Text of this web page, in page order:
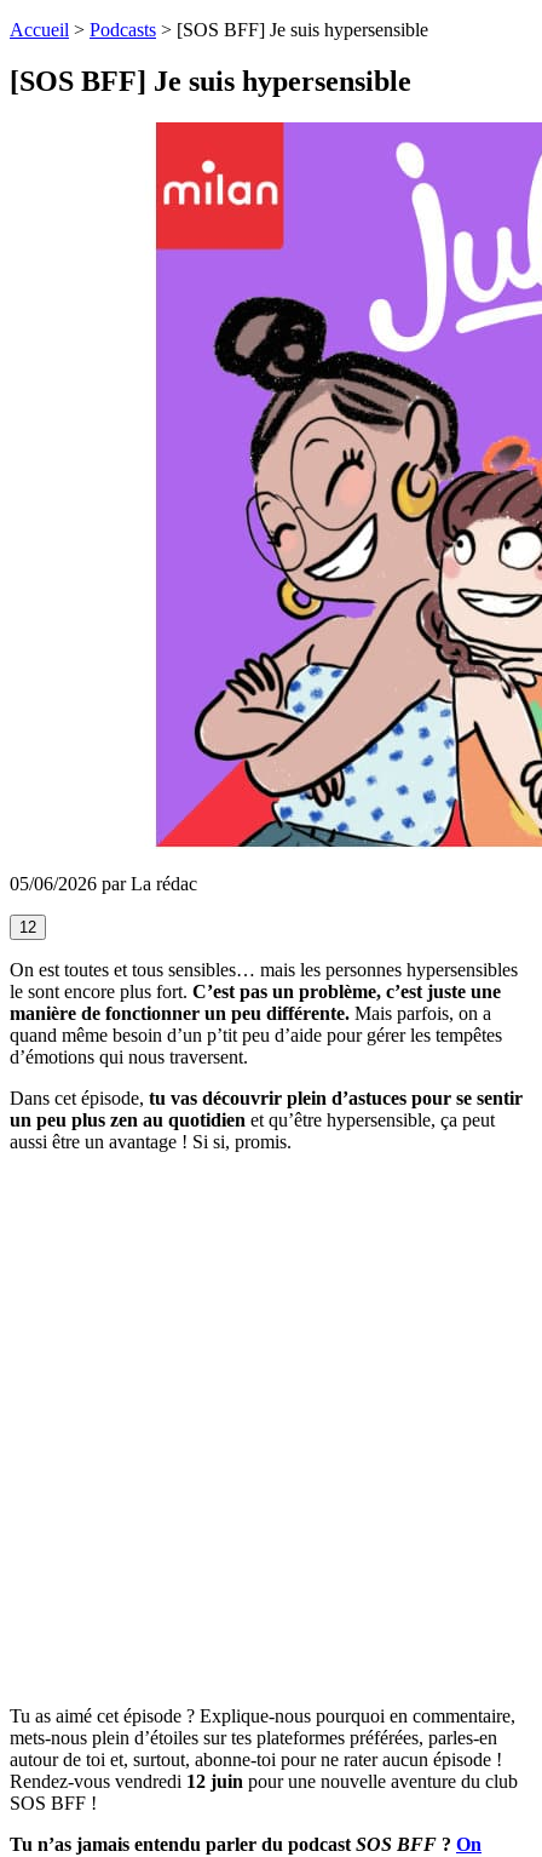
Accueil > Podcasts > [SOS BFF] Je suis hypersensible
[SOS BFF] Je suis hypersensible
05/06/2026 par La rédac
12
On est toutes et tous sensibles… mais les personnes hypersensibles
le sont encore plus fort. C’est pas un problème, c’est juste une
manière de fonctionner un peu différente. Mais parfois, on a
quand même besoin d’un p’tit peu d’aide pour gérer les tempêtes
d’émotions qui nous traversent.
Dans cet épisode, tu vas découvrir plein d’astuces pour se sentir
un peu plus zen au quotidien et qu’être hypersensible, ça peut
aussi être un avantage ! Si si, promis.
Tu as aimé cet épisode ? Explique-nous pourquoi en commentaire,
mets-nous plein d’étoiles sur tes plateformes préférées, parles-en
autour de toi et, surtout, abonne-toi pour ne rater aucun épisode !
Rendez-vous vendredi 12 juin pour une nouvelle aventure du club
SOS BFF !
Tu n’as jamais entendu parler du podcast SOS BFF ? On